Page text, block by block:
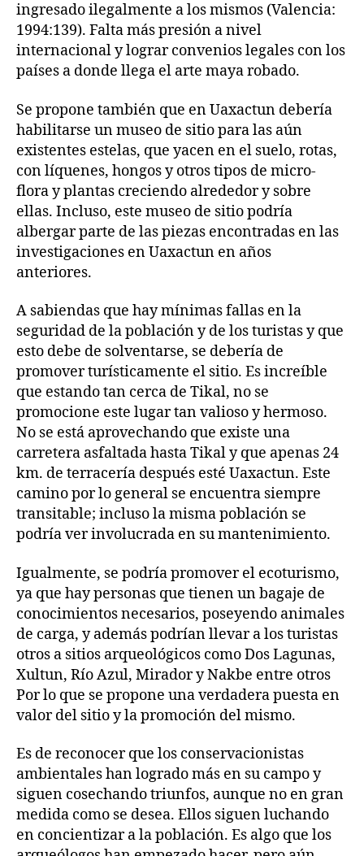
ingresado ilegalmente a los mismos (Valencia:
1994:139). Falta más presión a nivel
internacional y lograr convenios legales con los
países a donde llega el arte maya robado.
Se propone también que en Uaxactun debería
habilitarse un museo de sitio para las aún
existentes estelas, que yacen en el suelo, rotas,
con líquenes, hongos y otros tipos de micro-
flora y plantas creciendo alrededor y sobre
ellas. Incluso, este museo de sitio podría
albergar parte de las piezas encontradas en las
investigaciones en Uaxactun en años
anteriores.
A sabiendas que hay mínimas fallas en la
seguridad de la población y de los turistas y que
esto debe de solventarse, se debería de
promover turísticamente el sitio. Es increíble
que estando tan cerca de Tikal, no se
promocione este lugar tan valioso y hermoso.
No se está aprovechando que existe una
carretera asfaltada hasta Tikal y que apenas 24
km. de terracería después esté Uaxactun. Este
camino por lo general se encuentra siempre
transitable; incluso la misma población se
podría ver involucrada en su mantenimiento.
Igualmente, se podría promover el ecoturismo,
ya que hay personas que tienen un bagaje de
conocimientos necesarios, poseyendo animales
de carga, y además podrían llevar a los turistas
otros a sitios arqueológicos como Dos Lagunas,
Xultun, Río Azul, Mirador y Nakbe entre otros
Por lo que se propone una verdadera puesta en
valor del sitio y la promoción del mismo.
Es de reconocer que los conservacionistas
ambientales han logrado más en su campo y
siguen cosechando triunfos, aunque no en gran
medida como se desea. Ellos siguen luchando
en concientizar a la población. Es algo que los